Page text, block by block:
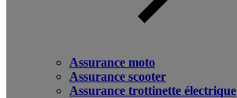
Assurance moto
Assurance scooter
Assurance trottinette électrique